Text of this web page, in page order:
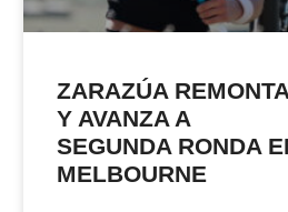
ZARAZÚA REMONTA
Y AVANZA A
SEGUNDA RONDA
MELBOURNE